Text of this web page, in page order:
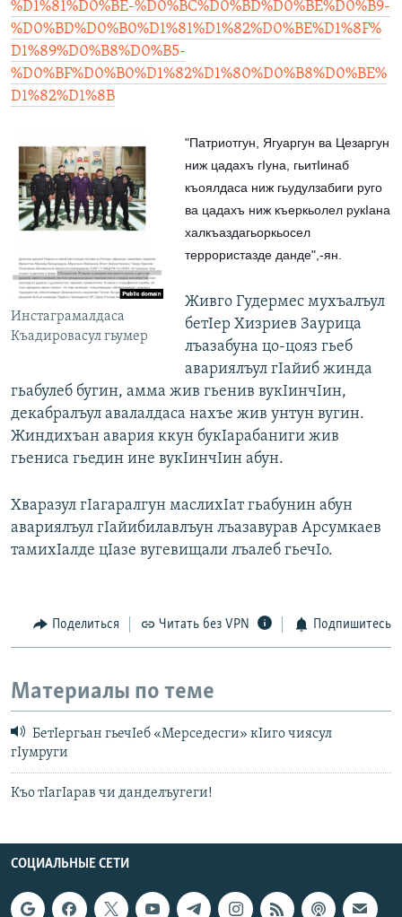
%D1%81%D0%BE-%D0%BC%D0%BD%D0%BE%D0%B9-
%D0%BD%D0%B0%D1%81%D1%82%D0%BE%D1%8F%
D1%89%D0%B8%D0%B5-
%D0%BF%D0%B0%D1%82%D1%80%D0%B8%D0%BE%
D1%82%D1%8B
Инстаграмалдаса
Къадировасул гьумер
"Патриотгун, Ягуаргун ва Цезаргун
ниж цадахъ гIуна, гьитIинаб
къоялдаса ниж гьудулзабиги руго
ва цадахъ ниж къеркьолел рукIана
халкъаздагьоркьосел
террористазде данде",-ян.
Живго Гудермес мухъалъул
бетIер Хизриев Заурица
лъазабуна цо-цояз гьеб
авариялъул гIайиб жинда
гьабулеб бугин, амма жив гьенив вукIинчIин,
декабралъул авалалдаса нахъе жив унтун вугин.
Жиндихъан авария ккун букIарабаниги жив
гьениса гьедин ине вукIинчIин абун.
Хваразул гIагаралгун маслихIат гьабунин абун
авариялъул гIайибилавлъун лъазавурав Арсумкаев
тамихIалде цIазе вугевищали лъалеб гьечIо.
Поделиться Читать без VPN Подпишитесь
Материалы по теме
БетIергьан гьечIеб «Мерседесги» кIиго чиясул
гIумруги
Къо тIагIарав чи данделъугеги!
СОЦИАЛЬНЫЕ СЕТИ